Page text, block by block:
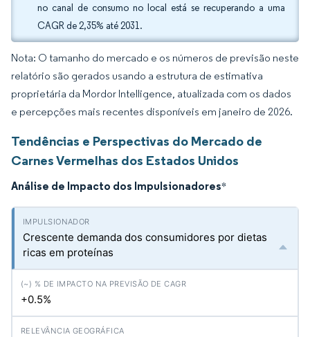
no canal de consumo no local está se recuperando a uma
CAGR de 2,35% até 2031.
Nota: O tamanho do mercado e os números de previsão neste
relatório são gerados usando a estrutura de estimativa
proprietária da Mordor Intelligence, atualizada com os dados
e percepções mais recentes disponíveis em janeiro de 2026.
Tendências e Perspectivas do Mercado de
Carnes Vermelhas dos Estados Unidos
Análise de Impacto dos Impulsionadores*
Crescente demanda dos consumidores por dietas
ricas em proteínas
+0.5%